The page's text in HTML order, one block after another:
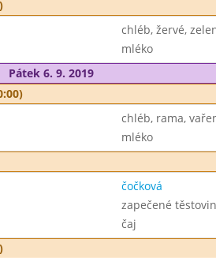
chléb, žervé,
mléko
Pátek 6. 9. 2019
chléb, rama,
mléko
čočková
zapečené
čaj